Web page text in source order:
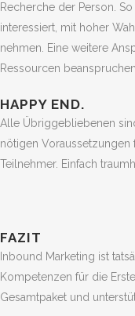
Recherche der Person.
interessiert, mit hoher
nehmen. Eine weitere
Ressourcen beanspruchen.
HAPPY END.
Alle Übriggebliebenen
nötigen
Teilnehmer. Einfach
FAZIT
Inbound Marketing ist
Kompetenzen für die
Gesamtpaket und
Stromberger Str. 36B
55411 Bingen
florian@sehnlichst.de
+49 (0) 163 960 87 13